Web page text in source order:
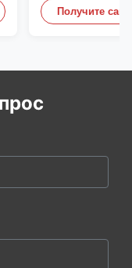
Пропеллерные
Дронного
Получите